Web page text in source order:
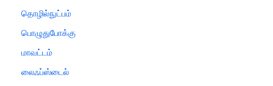
தொழில்நுட்பம்
பொழுதுபோக்கு
மாவட்டம்
லைஃப்ஸ்டைல்